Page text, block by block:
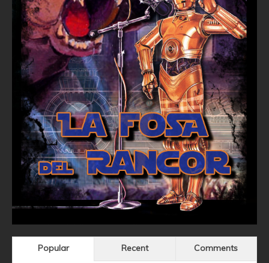
Popular Recent Comments